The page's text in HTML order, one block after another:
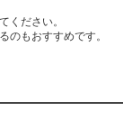
ください。
のもおすすめです。